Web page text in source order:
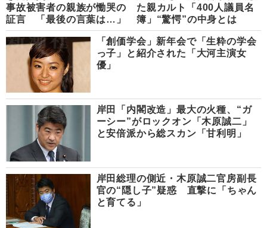
事故被害者の親族が慟哭の
証言 「最後の言葉は…」
た親カルト「400人議員名
簿」“驚愕”の中身とは
「創価学会」新年会で「生粋の学会
っ子」と紹介された「大河主演女
優」
岸田「内閣改造」最大の火種、“ガ
ーシー”がロックオン「木原誠二」
と安倍派から総スカン「甘利明」
岸田総理の側近・木原誠二官房副長
官の“隠し子”疑惑 直撃に「ちゃん
と育てる」